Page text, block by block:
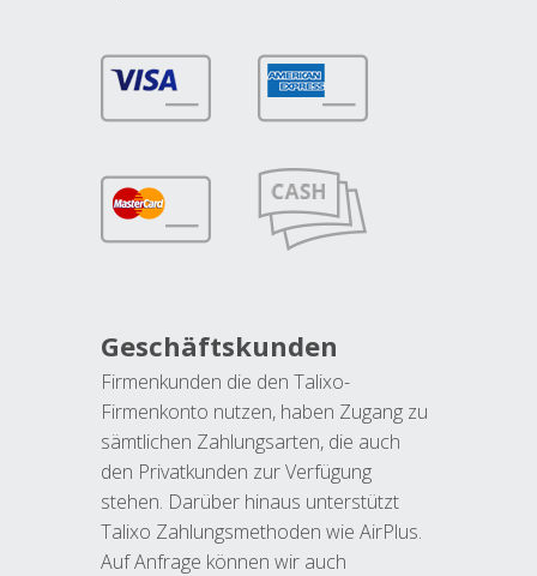
Geschäftskunden
Firmenkunden die den Talixo-
Firmenkonto nutzen, haben Zugang zu
sämtlichen Zahlungsarten, die auch
den Privatkunden zur Verfügung
stehen. Darüber hinaus unterstützt
Talixo Zahlungsmethoden wie AirPlus.
Auf Anfrage können wir auch